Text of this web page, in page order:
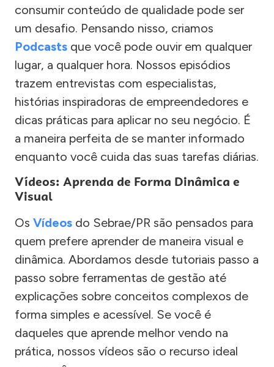
consumir conteúdo de qualidade pode ser
um desafio. Pensando nisso, criamos
Podcasts que você pode ouvir em qualquer
lugar, a qualquer hora. Nossos episódios
trazem entrevistas com especialistas,
histórias inspiradoras de empreendedores e
dicas práticas para aplicar no seu negócio. É
a maneira perfeita de se manter informado
enquanto você cuida das suas tarefas diárias.
Vídeos: Aprenda de Forma Dinâmica e
Visual
Os Vídeos do Sebrae/PR são pensados para
quem prefere aprender de maneira visual e
dinâmica. Abordamos desde tutoriais passo a
passo sobre ferramentas de gestão até
explicações sobre conceitos complexos de
forma simples e acessível. Se você é
daqueles que aprende melhor vendo na
prática, nossos vídeos são o recurso ideal